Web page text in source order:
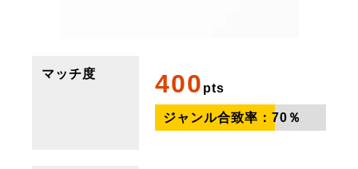
マッチ度 400 pts
ジャンル合致率：70 ％